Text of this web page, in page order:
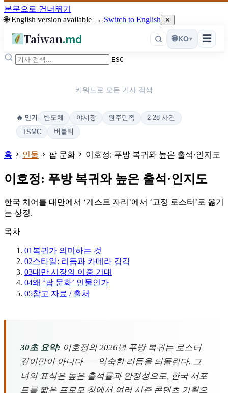
본문으로 건너뛰기
🌐 English version available → Switch to English ✕
Taiwan.md ☰
🌐KO▾
ESC
키워드로 모든 기사 검색
🔥 인기 반도체 야시장 원주민족
2·28 사건
TSMC
버블티
홈 인물 팝 문화 이호정: 푸방 복귀와 높은 출석·인지도
이호정: 푸방 복귀와 높은 출석·인지도
한국 치어를 대만에서 ‘게스트 자리’에서 ‘고정 로스터’로 옮기
는 상징.
목차
01 복귀가 의미하는 것
02스타일: 리듬과 카메라 감각
03대만 시장의 이중 기대
04왜 ‘팝 문화’ 인물인가
05참고 자료 / 출처
30초 요약: 이호정의 2026년 푸방 복귀는 로스터
깊이만이 아니다——익숙한 리듬을 되돌린다. 그
녀의 표식은 높은 출석률과 안정성으로, 한국 서포
트를 짧은 프로모 창에서 여러 시즌 콘텐츠 기획으